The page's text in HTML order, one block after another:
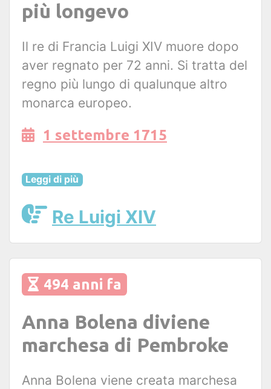
più longevo
Il re di Francia Luigi XIV muore dopo
aver regnato per 72 anni. Si tratta del
regno più lungo di qualunque altro
monarca europeo.
1 settembre 1715
Leggi di più
Re Luigi XIV
494 anni fa
Anna Bolena diviene
marchesa di Pembroke
Anna Bolena viene creata marchesa